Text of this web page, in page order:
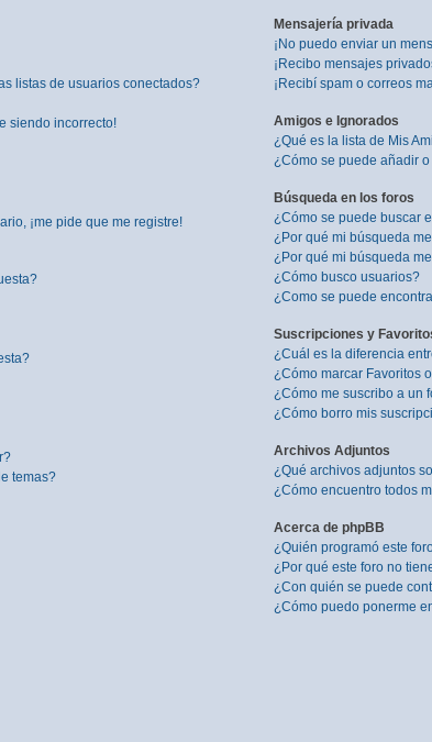
listas de usuarios conectados?
siendo incorrecto!
¡me pide que me registre!
temas?
Mensajería privada
¡No puedo enviar un
¡Recibo mensajes
¡Recibí spam o correos
Amigos e Ignorados
¿Qué es la lista de Mis
¿Cómo se puede añadir
Búsqueda en los foros
¿Cómo se puede buscar
¿Por qué mi búsqueda
¿Por qué mi búsqueda
¿Cómo busco usuarios?
¿Como se puede
Suscripciones y
¿Cuál es la diferencia
¿Cómo marcar Favoritos
¿Cómo me suscribo a un
¿Cómo borro mis
Archivos Adjuntos
¿Qué archivos adjuntos
¿Cómo encuentro todos
Acerca de phpBB
¿Quién programó este
¿Por qué este foro no
¿Con quién se puede
¿Cómo puedo ponerme